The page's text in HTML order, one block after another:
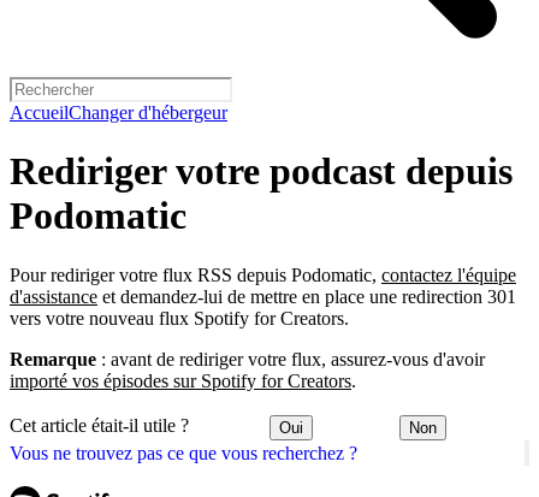
AccueilChanger d'hébergeur
Vous ne trouvez pas ce que vous recherchez ?
Rediriger votre podcast depuis
Podomatic
Pour rediriger votre flux RSS depuis Podomatic, contactez l'équipe
d'assistance et demandez-lui de mettre en place une redirection 301
vers votre nouveau flux Spotify for Creators.
Remarque : avant de rediriger votre flux, assurez-vous d'avoir
importé vos épisodes sur Spotify for Creators.
Cet article était-il utile ? Oui Non